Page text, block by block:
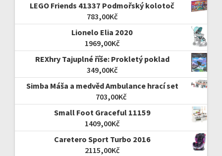
LEGO Friends 41337 Podmořský kolotoč
783,00Kč
Lionelo Elia 2020
1969,00Kč
REXhry Tajuplné říše: Prokletý poklad
349,00Kč
Simba Máša a medvěd Ambulance hrací set
703,00Kč
Small Foot Graceful 11159
1409,00Kč
Caretero Sport Turbo 2016
2115,00Kč